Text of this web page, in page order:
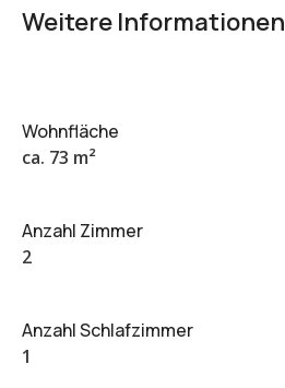
Weitere Informationen
Wohnfläche
ca. 73 m²
Anzahl Zimmer
2
Anzahl Schlafzimmer
1